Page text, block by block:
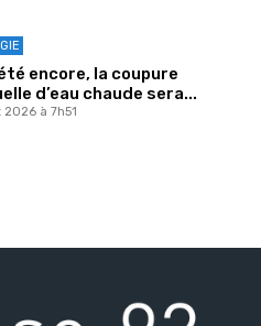
encore, la coupure
d’eau chaude sera...
2026 à 7h51